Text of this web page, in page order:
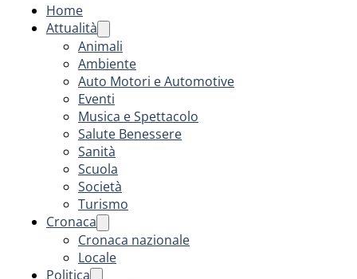
Home
Attualità
Animali
Ambiente
Auto Motori e Automotive
Eventi
Musica e Spettacolo
Salute Benessere
Sanità
Scuola
Società
Turismo
Cronaca
Cronaca nazionale
Locale
Politica